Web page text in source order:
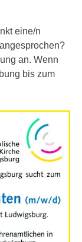
eine/n
an. Wenn
bis zum